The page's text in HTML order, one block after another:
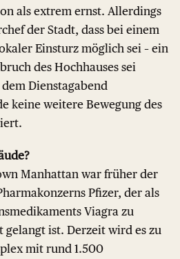
als extrem ernst. Allerdings
der Stadt, dass bei einem
Einsturz möglich sei – ein
des Hochhauses sei
Dienstagabend
keine weitere Bewegung des
Manhattan war früher der
Pfizer, der als
Viagra zu
ist. Derzeit wird es zu
mit rund 1.500